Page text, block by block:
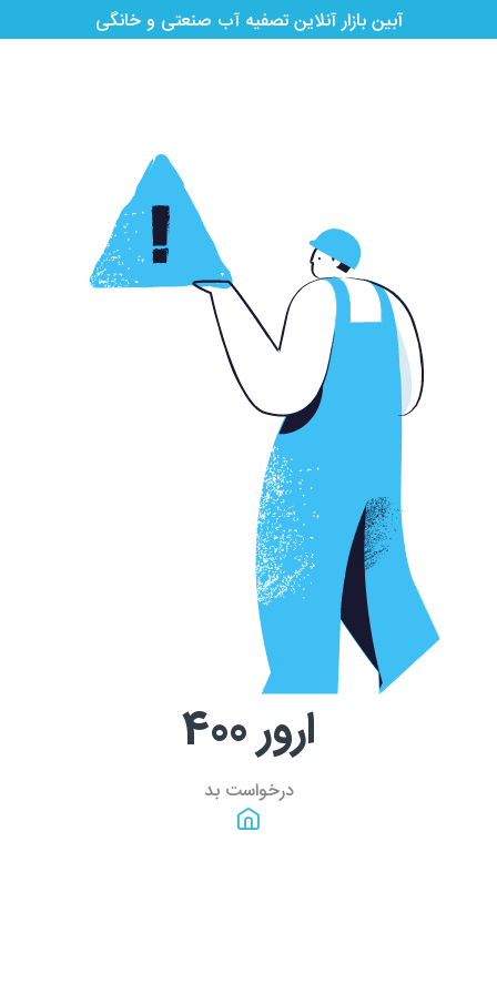
آبین بازار آنلاین تصفیه آب صنعتی و خانگی
ارور400
درخواست بد